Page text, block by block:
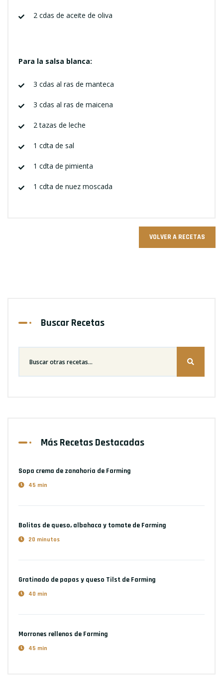
2 cdas de aceite de oliva
Para la salsa blanca:
3 cdas al ras de manteca
3 cdas al ras de maicena
2 tazas de leche
1 cdta de sal
1 cdta de pimienta
1 cdta de nuez moscada
VOLVER A RECETAS
Buscar Recetas
Más Recetas Destacadas
Sopa crema de zanahoria de Farming
45 min
Bolitas de queso, albahaca y tomate de Farming
20 minutos
Gratinado de papas y queso Tilst de Farming
40 min
Morrones rellenos de Farming
45 min